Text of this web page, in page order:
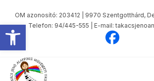
Eszköztár
OM azonosító: 203412 | 9970 Szentgotthárd,
Telefon: 94/445-555 | E-mail: